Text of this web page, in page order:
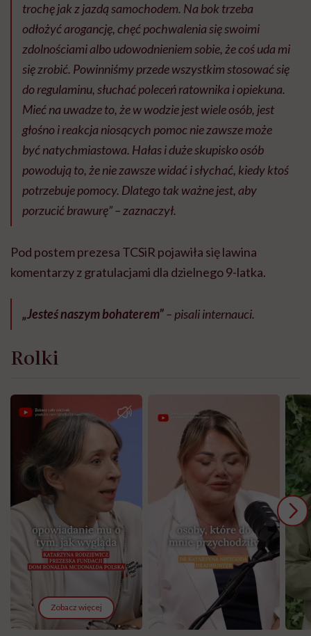
trochę jak z jazdą samochodem. Na bok trzeba
odłożyć arogancję, chęć pochwalenia się swoimi
zdolnościami albo udowodnieniem sobie, że coś uda mi
się zrobić. Powinniśmy przede wszystkim stosować się
do regulaminu, słuchać poleceń ratownika i opiekuna.
Mieć na uwadze to, że w wodzie jest wiele osób, jest
głośno i reakcja niosących pomoc nie zawsze może
być natychmiastowa. Hałas i duże skupisko osób
powodują to, że nie zawsze widać i słychać, kiedy ktoś
potrzebuje pomocy. Dlatego tak ważne jest, aby
porzucić brawurę” – zaznaczył.
Pod postem prezesa TCSiR pojawiła się lawina
komentarzy z gratulacjami dla dzielnego 9-latka.
„Jesteś naszym bohaterem”– pisali internauci.
Rolki
Zobacz więcej